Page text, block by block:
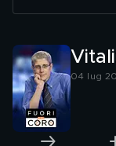
04 lug